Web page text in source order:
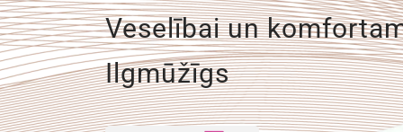
Veselībai un
Ilgmūžīgs